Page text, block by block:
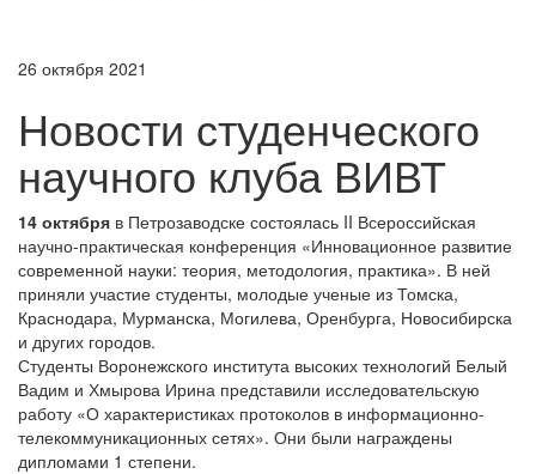
26 октября 2021
Новости студенческого
научного клуба ВИВТ
14 октября в Петрозаводске состоялась II Всероссийская
научно-практическая конференция «Инновационное развитие
современной науки: теория, методология, практика». В ней
приняли участие студенты, молодые ученые из Томска,
Краснодара, Мурманска, Могилева, Оренбурга, Новосибирска
и других городов.
Студенты Воронежского института высоких технологий Белый
Вадим и Хмырова Ирина представили исследовательскую
работу «О характеристиках протоколов в информационно-
телекоммуникационных сетях». Они были награждены
дипломами 1 степени.